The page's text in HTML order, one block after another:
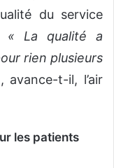
du service
« La qualité a
rien plusieurs
, avance-t-il, l’air
les patients